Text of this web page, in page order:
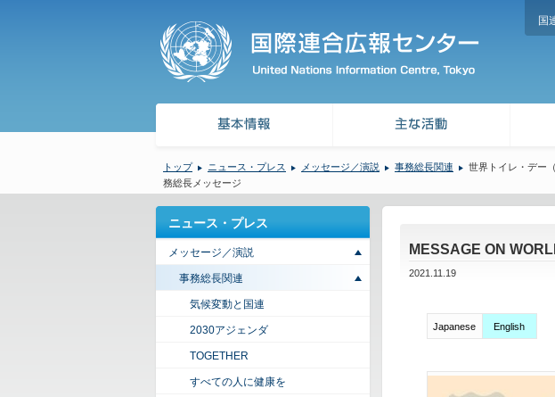
国
トップ ニュース・プレス メッセージ／演説 事務総長関連
世界トイレ・デー
務総長メッセージ
MESSAGE ON
2021.11.19
Japanese English
ニュース・プレス
メッセージ／演説
事務総長関連
気候変動と国連
2030アジェンダ
TOGETHER
すべての人に健康を